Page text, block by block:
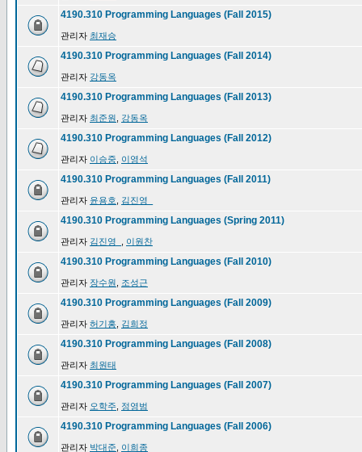
4190.310 Programming Languages (Fall 2015)
관리자 최재승
4190.310 Programming Languages (Fall 2014)
관리자 강동옥
4190.310 Programming Languages (Fall 2013)
관리자 최준원 강동옥
4190.310 Programming Languages (Fall 2012)
관리자 이승중 이영석
4190.310 Programming Languages (Fall 2011)
관리자 윤용호 김진영_
4190.310 Programming Languages (Spring 2011)
관리자 김진영_ 이원찬
4190.310 Programming Languages (Fall 2010)
관리자 장수원 조성근
4190.310 Programming Languages (Fall 2009)
관리자 허기홍 김희정
4190.310 Programming Languages (Fall 2008)
관리자 최원태
4190.310 Programming Languages (Fall 2007)
관리자 오학주 정영범
4190.310 Programming Languages (Fall 2006)
관리자 박대준 이희종